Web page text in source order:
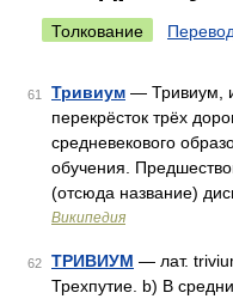
Толкование Перевод
61 Тривиум — Тривиум,
перекрёсток трёх
средневекового
обучения.
(отсюда название)
Википедия
62 ТРИВИУМ — лат.
Трехпутие. b) В